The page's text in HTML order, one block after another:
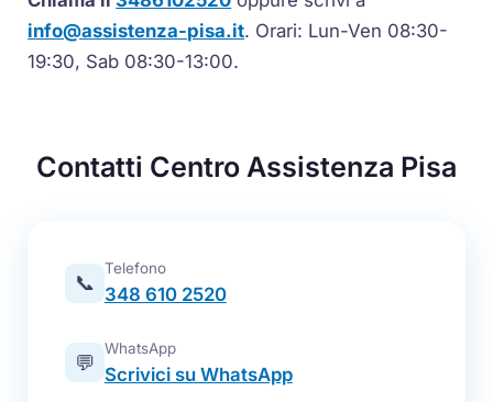
info@assistenza-pisa.it. Orari: Lun-Ven 08:30-
19:30, Sab 08:30-13:00.
Contatti Centro Assistenza Pisa
📞
Telefono
348 610 2520
💬
WhatsApp
Scrivici su WhatsApp